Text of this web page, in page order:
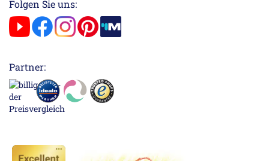
Folgen Sie uns:
Partner: